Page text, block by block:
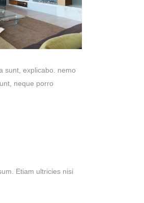
sunt, explicabo. nemo
neque porro
Etiam ultricies nisi